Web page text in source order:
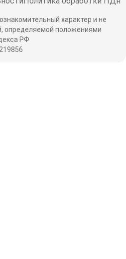
характер и не
определяемой положениями
РФ